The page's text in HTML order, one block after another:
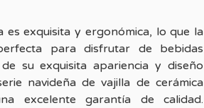
es exquisita y ergonómica, lo que la
para disfrutar de bebidas
su exquisita apariencia y diseño
navideña de vajilla de cerámica
excelente garantía de calidad.